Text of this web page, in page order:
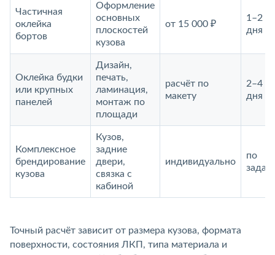
Частичная
оклейка
бортов
Оформление
основных
плоскостей
кузова
от 15 000 ₽
1–2
дня
Оклейка будки
или крупных
панелей
Дизайн,
печать,
ламинация,
монтаж по
площади
расчёт по
макету
2–4
дня
Комплексное
брендирование
кузова
Кузов,
задние
двери,
связка с
кабиной
индивидуально
по
Точный расчёт зависит от размера кузова, формата
поверхности, состояния ЛКП, типа материала и